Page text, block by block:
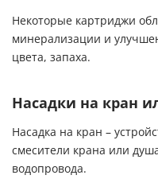
Некоторые картриджи
минерализации и
цвета, запаха.
Насадки на кран
Насадка на кран –
смесители крана или
водопровода.